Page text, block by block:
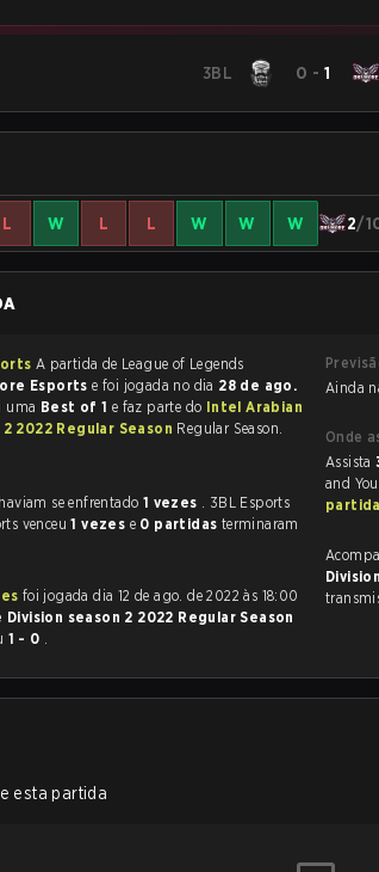
3BL 0 -1
L W L L W W W 2/
A partida de League of Legends
Esports e foi jogada no dia 28 de ago.
uma Best of 1 e faz parte do Intel Arabian
2022 Regular Season Regular Season.
3BL Esports e One More Esports haviam se enfrentado 1 vezes . 3BL Esports
venceu1 vezes e 0 partidas terminaram
season 2 2022 Regular Season
1 - 0 .
Ainda
Onde
Assista
and
esta partida